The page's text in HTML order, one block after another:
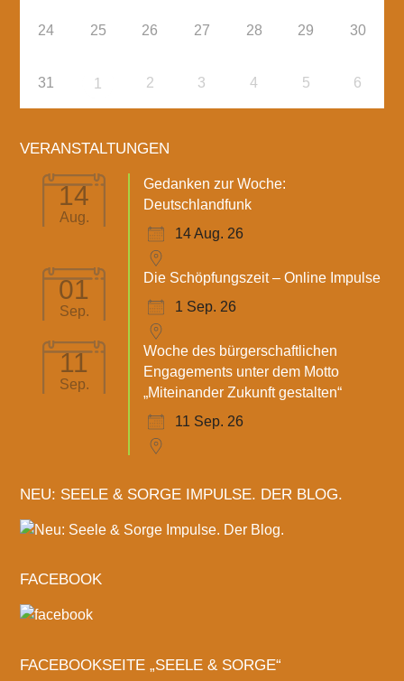
24 25 26 27 28 29 30
31 1 2 3 4 5 6
VERANSTALTUNGEN
14
Aug.
Gedanken zur Woche:
Deutschlandfunk
14 Aug. 26
01
Sep.
Die Schöpfungszeit – Online Impulse
1 Sep. 26
11
Sep.
Woche des bürgerschaftlichen
Engagements unter dem Motto
„Miteinander Zukunft gestalten“
11 Sep. 26
NEU: SEELE & SORGE IMPULSE. DER BLOG.
FACEBOOK
FACEBOOKSEITE „SEELE & SORGE“